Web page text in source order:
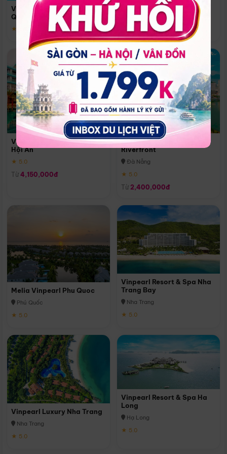
Vinpearl Resort & Spa Phu
Quoc
★ 5.0
Quoc
Phú Quốc
★ 5.0
Vinpearl Resort & Golf Nam
Hội An
★ 5.0
Từ 4,150,000đ
Melia Vinpearl Danang
Riverfront
Đà Nẵng
★ 5.0
Từ 2,400,000đ
Melia Vinpearl Phu Quoc
Phú Quốc
★ 5.0
Vinpearl Resort & Spa Nha
Trang Bay
Nha Trang
★ 5.0
Vinpearl Luxury Nha Trang
Nha Trang
★ 5.0
Vinpearl Resort & Spa Ha
Long
Hạ Long
★ 5.0